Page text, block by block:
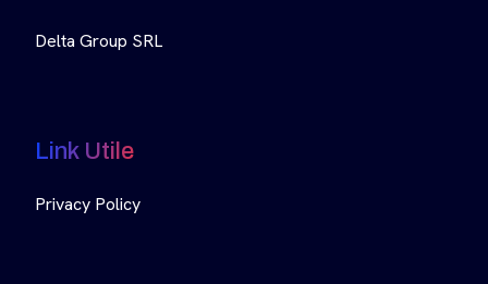
Delta Group SRL
Link Utile
Privacy Policy